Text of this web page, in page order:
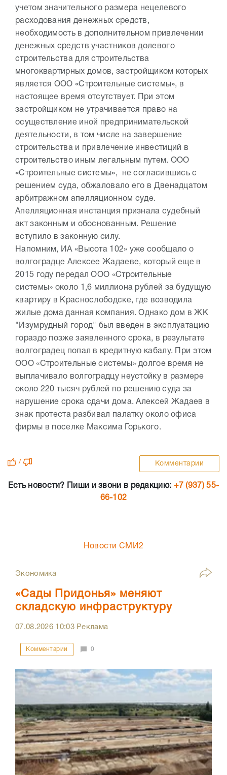
учетом значительного размера нецелевого
расходования денежных средств,
необходимость в дополнительном привлечении
денежных средств участников долевого
строительства для строительства
многоквартирных домов, застройщиком которых
является ООО «Строительные системы», в
настоящее время отсутствует. При этом
застройщиком не утрачивается право на
осуществление иной предпринимательской
деятельности, в том числе на завершение
строительства и привлечение инвестиций в
строительство иным легальным путем. ООО
«Строительные системы», не согласившись с
решением суда, обжаловало его в Двенадцатом
арбитражном апелляционном суде.
Апелляционная инстанция признала судебный
акт законным и обоснованным. Решение
вступило в законную силу.
Напомним, ИА «Высота 102» уже сообщало о
волгоградце Алексее Жадаеве, который еще в
2015 году передал ООО «Строительные
системы» около 1,6 миллиона рублей за будущую
квартиру в Краснослободске, где возводила
жилые дома данная компания. Однако дом в ЖК
"Изумрудный город" был введен в эксплуатацию
гораздо позже заявленного срока, в результате
волгоградец попал в кредитную кабалу. При этом
ООО «Строительные системы» долгое время не
выплачивало волгоградцу неустойку в размере
около 220 тысяч рублей по решению суда за
нарушение срока сдачи дома. Алексей Жадаев в
знак протеста разбивал палатку около офиса
фирмы в поселке Максима Горького.
/ Комментарии
Есть новости? Пиши и звони в редакцию: +7 (937) 55-
66-102
Новости СМИ2
Экономика
«Сады Придонья» меняют
складскую инфраструктуру
07.08.2026 10:03Реклама
Комментарии 0